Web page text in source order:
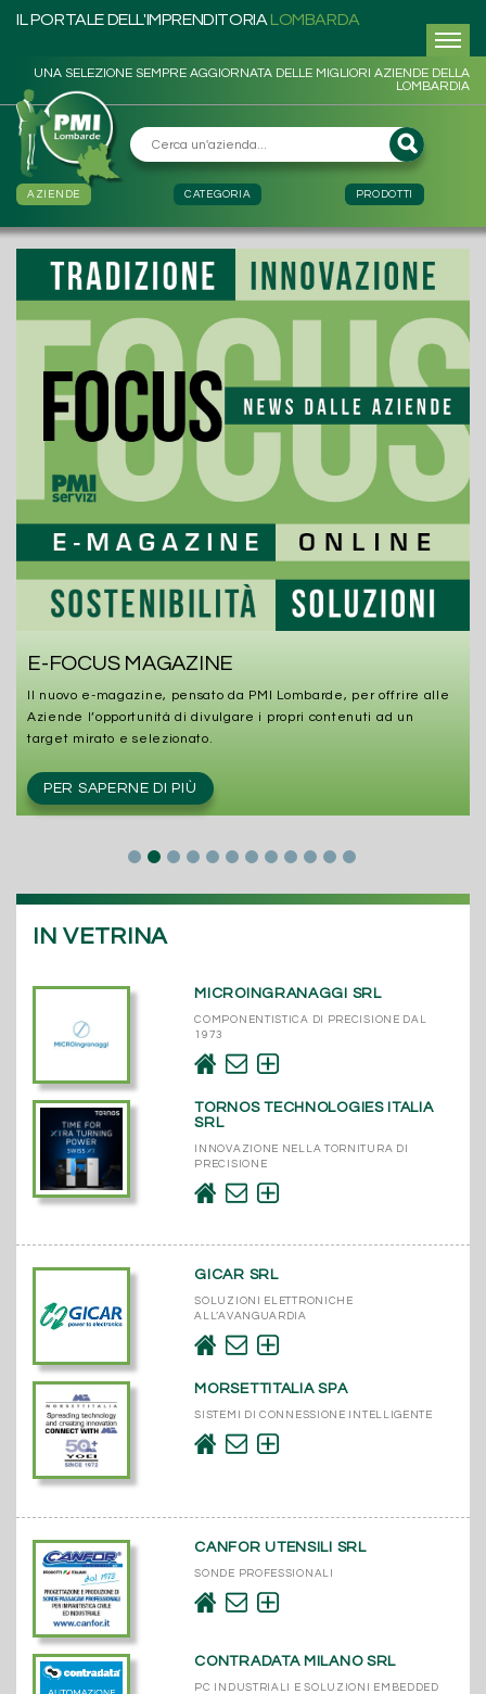
IL PORTALE DELL'IMPRENDITORIA LOMBARDA
UNA SELEZIONE SEMPRE AGGIORNATA DELLE MIGLIORI AZIENDE DELLA
LOMBARDIA
AZIENDE CATEGORIA PRODOTTI
E-FOCUS MAGAZINE
Il nuovo e-magazine, pensato da PMI Lombarde, per offrire alle
Aziende l’opportunità di divulgare i propri contenuti ad un
target mirato e selezionato.
PER SAPERNE DI PIÙ
IN VETRINA
MICROINGRANAGGI SRL
COMPONENTISTICA DI PRECISIONE DAL
1973
TORNOS TECHNOLOGIES ITALIA
SRL
INNOVAZIONE NELLA TORNITURA DI
PRECISIONE
GICAR SRL
SOLUZIONI ELETTRONICHE
ALL’AVANGUARDIA
MORSETTITALIA SPA
SISTEMI DI CONNESSIONE INTELLIGENTE
CANFOR UTENSILI SRL
SONDE PROFESSIONALI
CONTRADATA MILANO SRL
PC INDUSTRIALI E SOLUZIONI EMBEDDED